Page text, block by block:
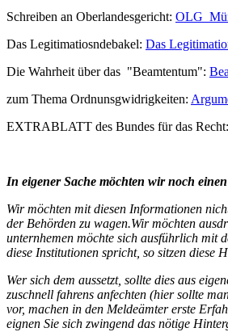
Schreiben an Oberlandesgericht:
Das Legitimatiosndebakel: Das
Die Wahrheit über das "Beamtentum":
zum Thema Ordnunsgwidrigkeiten:
EXTRABLATT des Bundes für das Recht:
In eigener Sache möchten wir noch
Wir möchten mit diesen Informationen
der Behörden zu wagen.Wir möchten
unternhemen möchte sich ausführlich mit
diese Institutionen spricht, so sitzen diese
Wer sich dem aussetzt, sollte dies aus
zuschnell fahrens anfechten (hier sollte
vor, machen in den Meldeämter erste
eignen Sie sich zwingend das nötige